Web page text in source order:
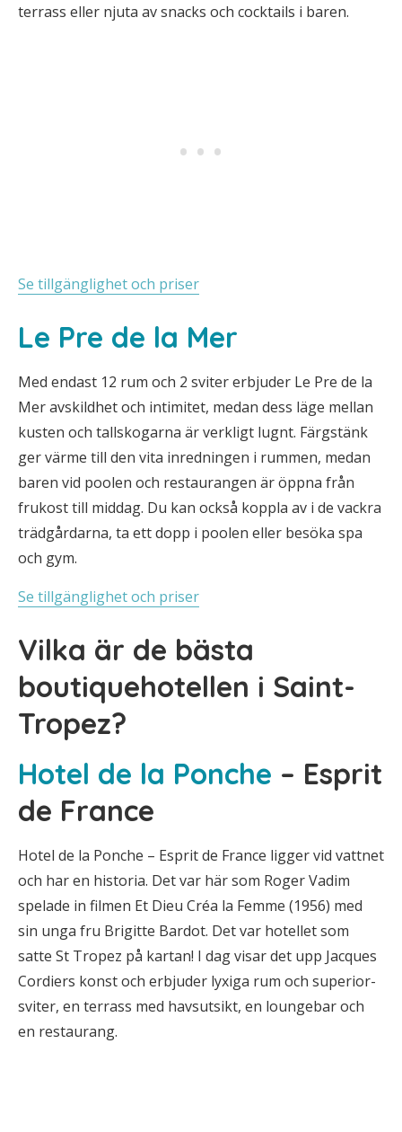
terrass eller njuta av snacks och cocktails i baren.
Se tillgänglighet och priser
Le Pre de la Mer
Med endast 12 rum och 2 sviter erbjuder Le Pre de la
Mer avskildhet och intimitet, medan dess läge mellan
kusten och tallskogarna är verkligt lugnt. Färgstänk
ger värme till den vita inredningen i rummen, medan
baren vid poolen och restaurangen är öppna från
frukost till middag. Du kan också koppla av i de vackra
trädgårdarna, ta ett dopp i poolen eller besöka spa
och gym.
Se tillgänglighet och priser
Vilka är de bästa
boutiquehotellen i Saint-
Tropez?
Hotel de la Ponche – Esprit
de France
Hotel de la Ponche – Esprit de France ligger vid vattnet
och har en historia. Det var här som Roger Vadim
spelade in filmen Et Dieu Créa la Femme (1956) med
sin unga fru Brigitte Bardot. Det var hotellet som
satte St Tropez på kartan! I dag visar det upp Jacques
Cordiers konst och erbjuder lyxiga rum och superior-
sviter, en terrass med havsutsikt, en loungebar och
en restaurang.